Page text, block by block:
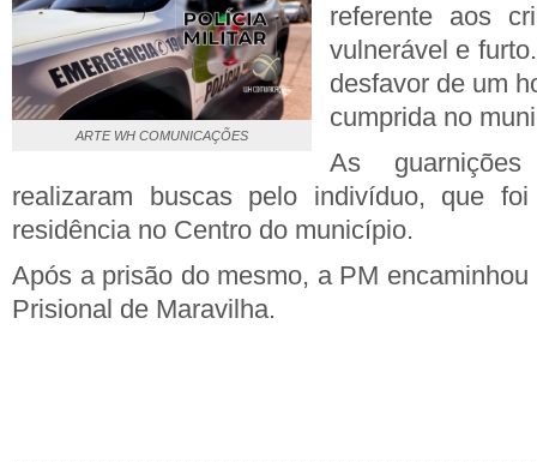
ARTE WH COMUNICAÇÕES
referente aos
vulnerável e
desfavor de um
cumprida no
As
realizaram buscas pelo indivíduo, que
residência no Centro do município.
Após a prisão do mesmo, a PM
Prisional de Maravilha.